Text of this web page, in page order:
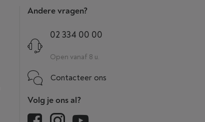
Andere vragen?
02 334 00 00
Open vanaf 8 u.
Contacteer ons
Volg je ons al?